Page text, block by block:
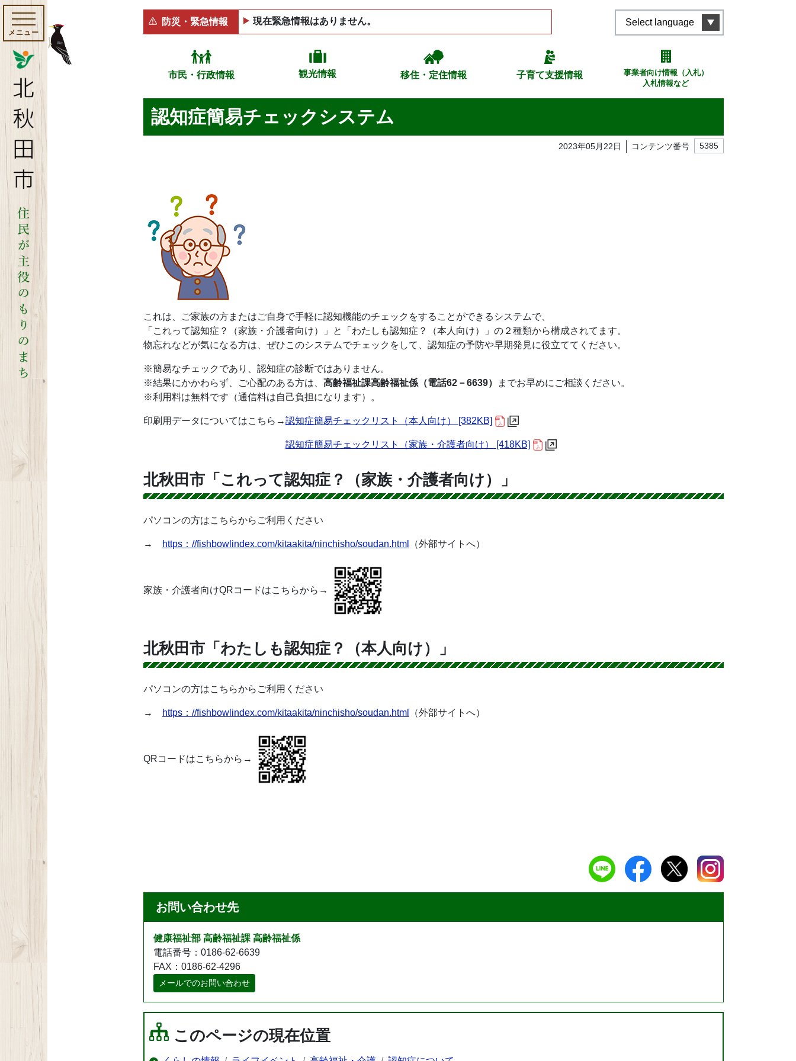
メニュー
防災・緊急情報 現在緊急情報はありません。 Select language
市民・行政情報 観光情報 移住・定住情報 子育て支援情報
事業者向け情報（入札）
入札情報など
認知症簡易チェックシステム
2023年05月22日 コンテンツ番号 5385
これは、ご家族の方またはご自身で手軽に認知機能のチェックをすることができるシステムで、
「これって認知症？（家族・介護者向け）」と「わたしも認知症？（本人向け）」の２種類から構成されてます。
物忘れなどが気になる方は、ぜひこのシステムでチェックをして、認知症の予防や早期発見に役立ててください。
※簡易なチェックであり、認知症の診断ではありません。
※結果にかかわらず、ご心配のある方は、 高齢福祉課高齢福祉係 （電話62－6639）
までお早めにご相談ください。
※利用料は無料です（通信料は自己負担になります）。
印刷用データについてはこちら→認知症簡易チェックリスト（本人向け） [382KB]
認知症簡易チェックリスト（家族・介護者向け） [418KB]
北秋田市「これって認知症？（家族・介護者向け）」
パソコンの方はこちらからご利用ください
→ https：//fishbowlindex.com/kitaakita/ninchisho/soudan.html （外部サイトへ）
家族・介護者向けQRコードはこちらから→
北秋田市「わたしも認知症？（本人向け）」
パソコンの方はこちらからご利用ください
→ https：//fishbowlindex.com/kitaakita/ninchisho/soudan.html （外部サイトへ）
QRコードはこちらから→
お問い合わせ先
健康福祉部 高齢福祉課 高齢福祉係
電話番号：0186-62-6639
FAX：0186-62-4296
メールでのお問い合わせ
このページの現在位置